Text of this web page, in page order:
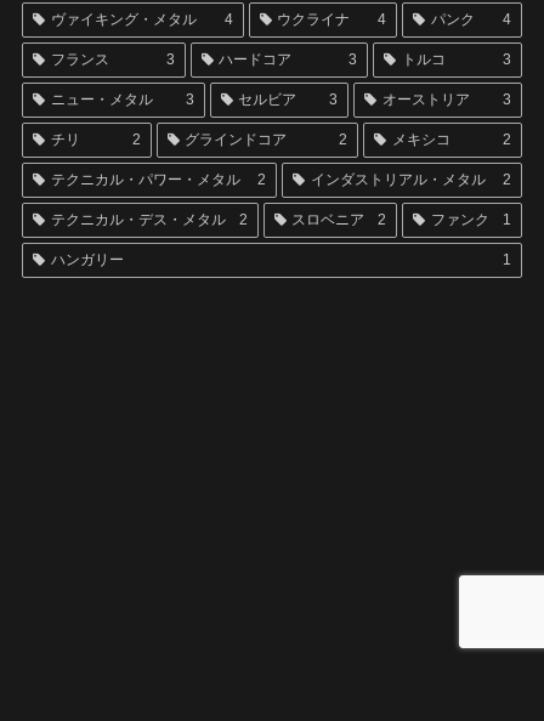
ヴァイキング・メタル 4 ウクライナ 4 パンク 4
フランス 3 ハードコア 3 トルコ 3
ニュー・メタル 3 セルビア 3 オーストリア 3
チリ 2 グラインドコア 2 メキシコ 2
テクニカル・パワー・メタル 2 インダストリアル・メタル 2
テクニカル・デス・メタル 2 スロベニア 2 ファンク 1
ハンガリー 1